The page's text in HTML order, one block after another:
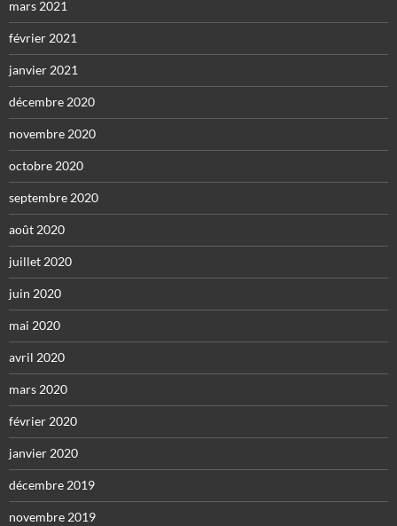
mars 2021
février 2021
janvier 2021
décembre 2020
novembre 2020
octobre 2020
septembre 2020
août 2020
juillet 2020
juin 2020
mai 2020
avril 2020
mars 2020
février 2020
janvier 2020
décembre 2019
novembre 2019